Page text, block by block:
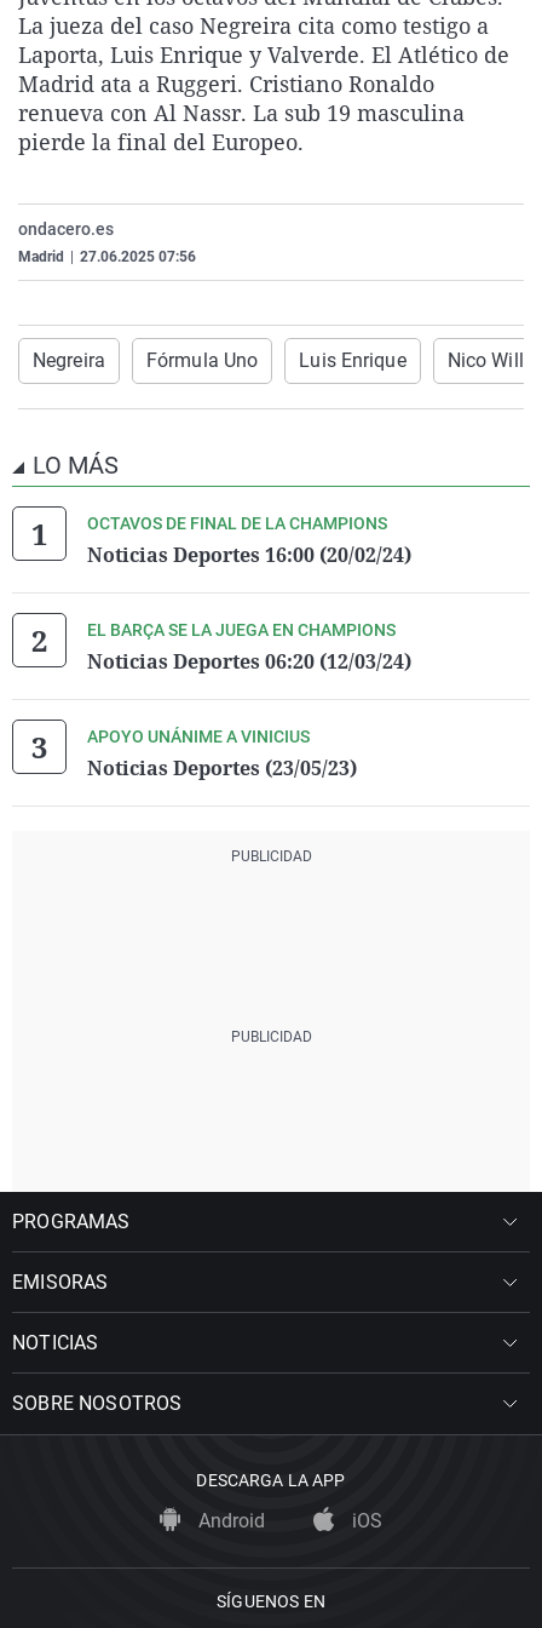
La rosa de los vientos
Gente viajera
Como el perro y el
Caso
Retornados
Equipo de
Extremadura
Galicia
La Rioja
Virales
Televisión
Elecciones
La jueza del caso Negreira cita como testigo a
Laporta, Luis Enrique y Valverde. El Atlético de
Madrid ata a Ruggeri. Cristiano Ronaldo
renueva con Al Nassr. La sub 19 masculina
pierde la final del Europeo.
ondacero.es
Madrid 27.06.2025 07:56
Negreira Fórmula Uno Luis Enrique Nico
LO MÁS
OCTAVOS DE FINAL DE LA CHAMPIONS
Noticias Deportes 16:00 (20/02/24)
EL BARÇA SE LA JUEGA EN CHAMPIONS
Noticias Deportes 06:20 (12/03/24)
APOYO UNÁNIME A VINICIUS
Noticias Deportes (23/05/23)
PROGRAMAS
EMISORAS
NOTICIAS
SOBRE NOSOTROS
DESCARGA LA APP
Android iOS
SÍGUENOS EN